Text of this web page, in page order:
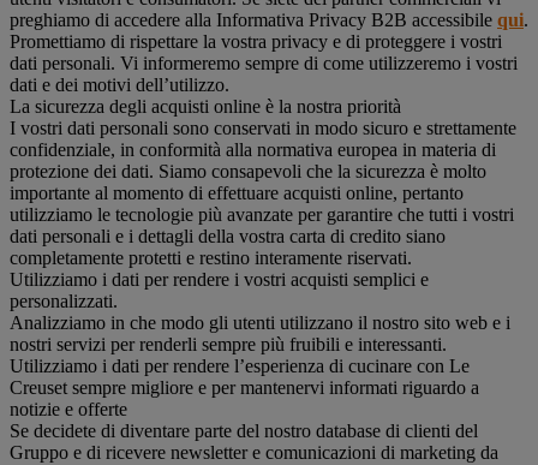
preghiamo di accedere alla Informativa Privacy B2B accessibile qui.
Promettiamo di rispettare la vostra privacy e di proteggere i vostri
dati personali. Vi informeremo sempre di come utilizzeremo i vostri
dati e dei motivi dell’utilizzo.
La sicurezza degli acquisti online è la nostra priorità
I vostri dati personali sono conservati in modo sicuro e strettamente
confidenziale, in conformità alla normativa europea in materia di
protezione dei dati. Siamo consapevoli che la sicurezza è molto
importante al momento di effettuare acquisti online, pertanto
utilizziamo le tecnologie più avanzate per garantire che tutti i vostri
dati personali e i dettagli della vostra carta di credito siano
completamente protetti e restino interamente riservati.
Utilizziamo i dati per rendere i vostri acquisti semplici e
personalizzati.
Analizziamo in che modo gli utenti utilizzano il nostro sito web e i
nostri servizi per renderli sempre più fruibili e interessanti.
Utilizziamo i dati per rendere l’esperienza di cucinare con Le
Creuset sempre migliore e per mantenervi informati riguardo a
notizie e offerte
Se decidete di diventare parte del nostro database di clienti del
Gruppo e di ricevere newsletter e comunicazioni di marketing da